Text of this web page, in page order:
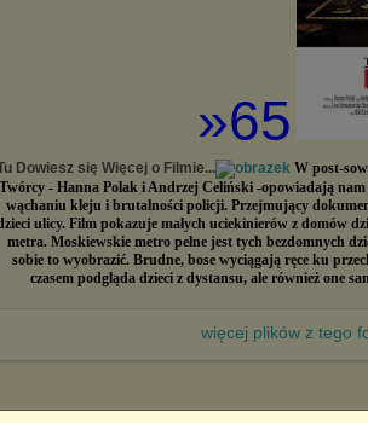
»65
Dowiesz się Więcej o Filmie...
W post-
Twórcy - Hanna Polak i Andrzej Celiński -opowiadają
wąchaniu kleju i brutalności policji. Przejmujący
ulicy. Film pokazuje małych uciekinierów z domów
metra. Moskiewskie metro pełne jest tych bezdomnych
sobie to wyobrazić. Brudne, bose wyciągają ręce ku
czasem podgląda dzieci z dystansu, ale również one
więcej plików z tego